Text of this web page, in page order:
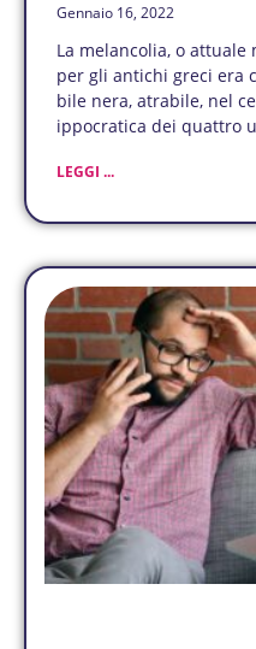
Gennaio 16, 2022
La melancolia, o
per gli antichi greci era
bile nera, atrabile, nel
ippocratica dei quattro
LEGGI ...